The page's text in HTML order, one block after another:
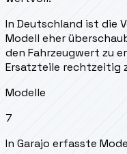
In Deutschland ist die
Modell eher
den Fahrzeugwert zu
Ersatzteile rechtzeitig
Modelle
7
In Garajo erfasste